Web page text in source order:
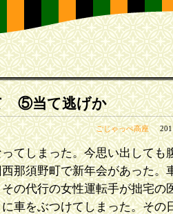
⑤当て逃げか
ごじゃっぺ高座
てしまった。今思い出しても
那須野町で新年会があった。
の代行の女性運転手が拙宅の
車をぶつけてしまった。その